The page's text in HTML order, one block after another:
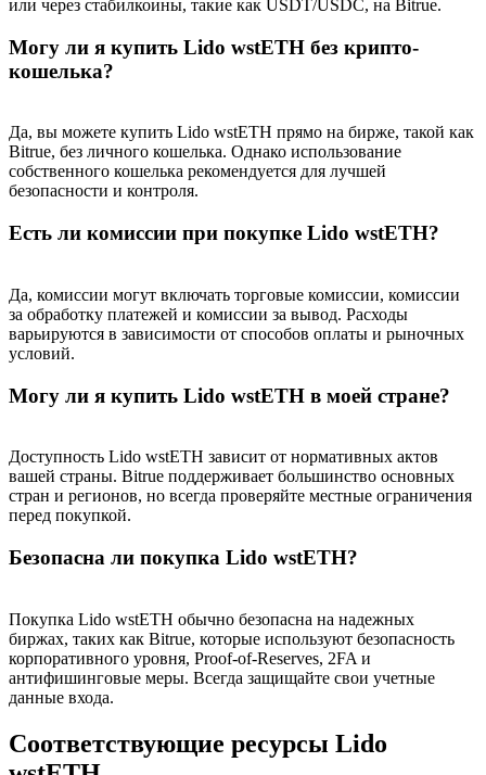
BTC New User Exclusive: 6.5% APR
Больше событий
Логин Зарегистрироваться
ЛогинЗарегистрироваться
или через стабилкоины, такие как USDT/USDC, на Bitrue.
Могу ли я купить Lido wstETH без крипто-
кошелька?
Да, вы можете купить Lido wstETH прямо на бирже, такой как
Bitrue, без личного кошелька. Однако использование
собственного кошелька рекомендуется для лучшей
безопасности и контроля.
Есть ли комиссии при покупке Lido wstETH?
Да, комиссии могут включать торговые комиссии, комиссии
за обработку платежей и комиссии за вывод. Расходы
варьируются в зависимости от способов оплаты и рыночных
условий.
Могу ли я купить Lido wstETH в моей стране?
Доступность Lido wstETH зависит от нормативных актов
вашей страны. Bitrue поддерживает большинство основных
стран и регионов, но всегда проверяйте местные ограничения
перед покупкой.
Безопасна ли покупка Lido wstETH?
Покупка Lido wstETH обычно безопасна на надежных
биржах, таких как Bitrue, которые используют безопасность
корпоративного уровня, Proof-of-Reserves, 2FA и
антифишинговые меры. Всегда защищайте свои учетные
данные входа.
Соответствующие ресурсы Lido